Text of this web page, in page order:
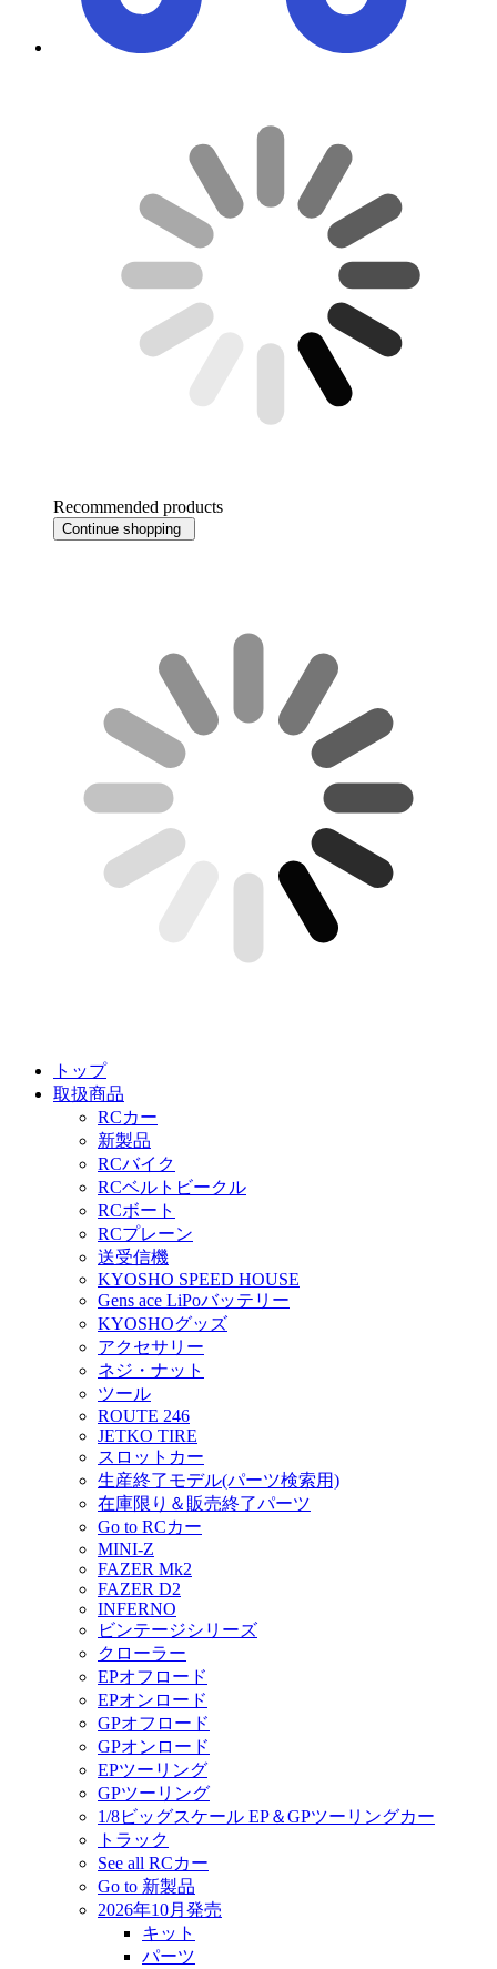
Recommended products
Continue shopping
トップ
取扱商品
RCカー
新製品
RCバイク
RCベルトビークル
RCボート
RCプレーン
送受信機
KYOSHO SPEED HOUSE
Gens ace LiPoバッテリー
KYOSHOグッズ
アクセサリー
ネジ・ナット
ツール
ROUTE 246
JETKO TIRE
スロットカー
生産終了モデル(パーツ検索用)
在庫限り＆販売終了パーツ
Go to RCカー
MINI-Z
FAZER Mk2
FAZER D2
INFERNO
ビンテージシリーズ
クローラー
EPオフロード
EPオンロード
GPオフロード
GPオンロード
EPツーリング
GPツーリング
1/8ビッグスケール EP＆GPツーリングカー
トラック
See all RCカー
Go to 新製品
2026年10月発売
キット
パーツ